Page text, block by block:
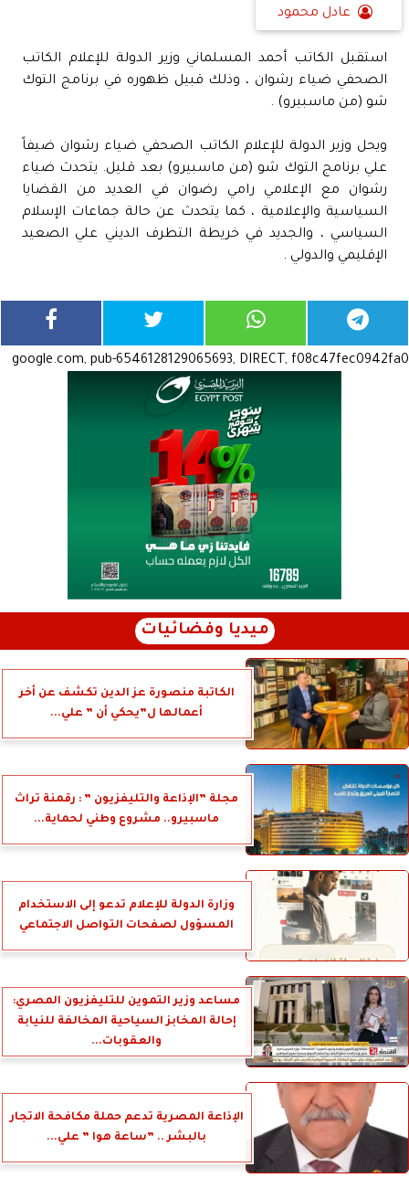
عادل محمود
استقبل الكاتب أحمد المسلماني وزير الدولة للإعلام الكاتب
الصحفي ضياء رشوان ، وذلك قبيل ظهوره في برنامج التوك
شو (من ماسبيرو) .
ويحل وزير الدولة للإعلام الكاتب الصحفي ضياء رشوان ضيفاً
علي برنامج التوك شو (من ماسبيرو) بعد قليل. يتحدث ضياء
رشوان مع الإعلامي رامي رضوان في العديد من القضايا
السياسية والإعلامية ، كما يتحدث عن حالة جماعات الإسلام
السياسي ، والجديد في خريطة التطرف الديني علي الصعيد
الإقليمي والدولي .
google.com, pub-6546128129065693, DIRECT, f08c47fec0942fa0
ميديا وفضائيات
الكاتبة منصورة عز الدين تكشف عن أخر
أعمالها ل”يحكي أن ” علي...
مجلة ”الإذاعة والتليفزيون ” : رقمنة تراث
ماسبيرو.. مشروع وطني لحماية...
وزارة الدولة للإعلام تدعو إلى الاستخدام
المسؤول لصفحات التواصل الاجتماعي
مساعد وزير التموين للتليفزيون المصري:
إحالة المخابز السياحية المخالفة للنيابة
والعقوبات...
الإذاعة المصرية تدعم حملة مكافحة الاتجار
بالبشر .. ”ساعة هوا ” علي...